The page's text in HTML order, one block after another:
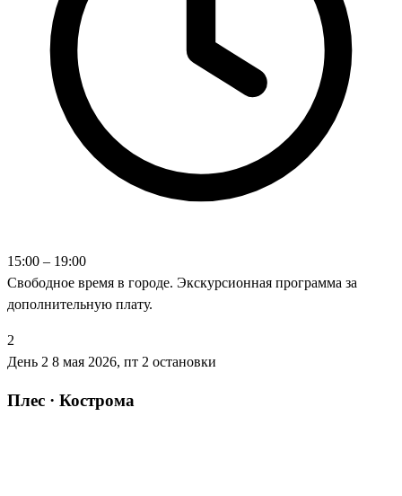
15:00 – 19:00
Свободное время в городе. Экскурсионная программа за
дополнительную плату.
2
День 2 8 мая 2026, пт 2 остановки
Плес · Кострома